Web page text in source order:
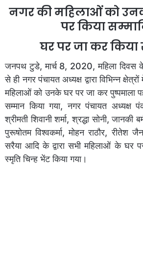
नगर की महिलाओं को
पर किया
घर पर जा कर
जनपथ टुडे, मार्च 8, 2020, महिला
से ही नगर पंचायत अध्यक्ष द्वारा विभिन्न
महिलाओं को उनके घर पर जा कर पुष्पमाला
सम्मान किया गया, नगर पंचायत अध्यक्ष
श्रीमती शिवानी शर्मा, श्रद्धा सोनी,
पुरूषोतम विश्वकर्मा, मोहन राठौर, रीतेश
सरैया आदि के द्वारा सभी महिलाओं के घर
स्मृति चिन्ह भेंट किया गया।